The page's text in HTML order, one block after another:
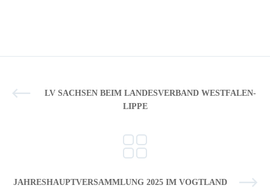
LV SACHSEN BEIM LANDESVERBAND WESTFALEN-
LIPPE
JAHRESHAUPTVERSAMMLUNG 2025 IM VOGTLAND